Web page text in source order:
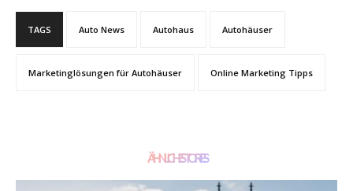
TAGS Auto News Autohaus Autohäuser
Marketinglösungen für Autohäuser Online Marketing Tipps
ÄHNLICHE STORIES